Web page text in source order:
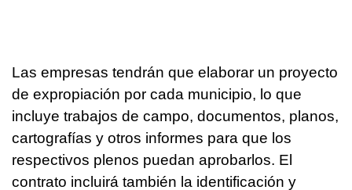
Las empresas tendrán que elaborar un proyecto
de expropiación por cada municipio, lo que
incluye trabajos de campo, documentos, planos,
cartografías y otros informes para que los
respectivos plenos puedan aprobarlos. El
contrato incluirá también la identificación y